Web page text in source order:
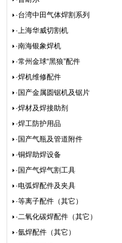
·台湾中田气体焊割系列
·上海华威切割机
·南海银象焊机
·常州金球“黑狼”配件
·焊机维修配件
·国产金属圆锯机及锯片
·焊材及焊接助剂
·焊工防护用品
·国产气瓶及管道附件
·铜焊助焊设备
·国产气焊气割工具
·电弧焊配件及夹具
·等离子配件（其它）
·二氧化碳焊配件（其它）
·氩焊配件（其它）